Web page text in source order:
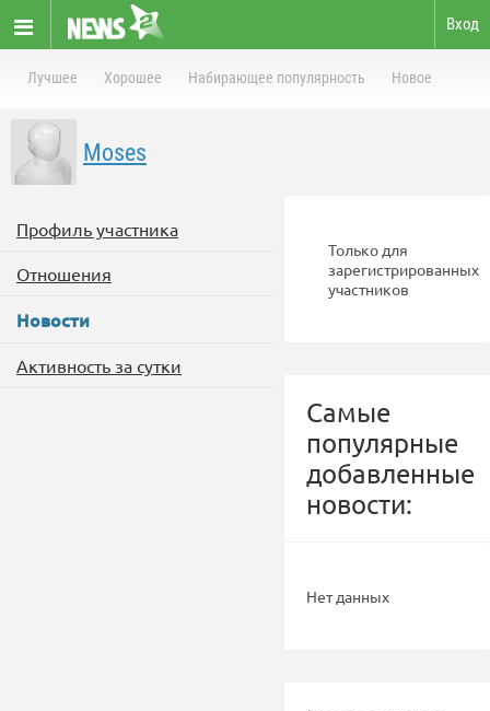
Вход
Лучшее Хорошее Набирающее популярность Новое
Moses
Профиль участника
Отношения
Новости
Активность за сутки
Только для
зарегистрированных
участников
Самые
популярные
добавленные
новости:
Нет данных